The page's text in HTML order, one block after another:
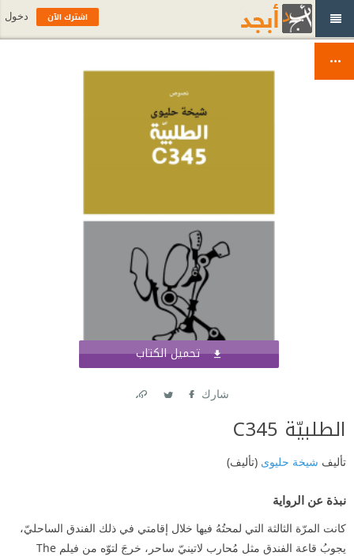
تحميل الكتاب
شارك
الطلبيّة C345
تأليف شيخة حليوى (تأليف)
نبذة عن الرواية
كانت المرّة الثالثة التي لمحتُهُ فيها خلال إقامتي في ذلك الفندق الساحليّ،
يجوبُ قاعة الفندق مثل مُحارب لاتينيّ ساحر، خرجَ لتوّه من فيلم The
اشترك الآن دخول